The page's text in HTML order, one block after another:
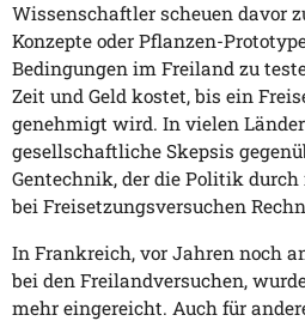
Wissenschaftler scheuen davor
Konzepte oder Pflanzen-
Bedingungen im Freiland zu
Zeit und Geld kostet, bis ein
genehmigt wird. In vielen
gesellschaftliche Skepsis
Gentechnik, der die Politik
bei Freisetzungsversuchen
In Frankreich, vor Jahren noch
bei den Freilandversuchen,
mehr eingereicht. Auch für